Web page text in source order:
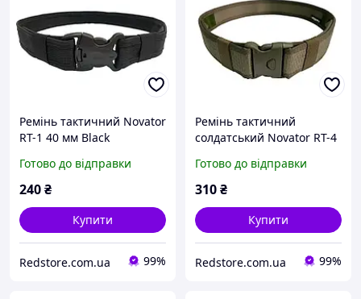
Ремінь тактичний Novator
RT-1 40 мм Black
військових охоронців
поліцейських R_1406
Готово до відправки
240₴
Купити
Redstore.com.ua 99%
Ремінь тактичний
солдатський Novator RT-4
пояс для військових
охоронців поліцейських
Готово до відправки
310₴
Купити
Redstore.com.ua 99%